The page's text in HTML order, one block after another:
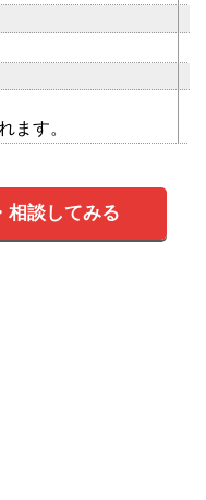
ます。
相談してみる